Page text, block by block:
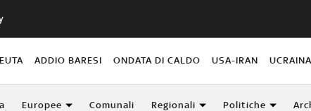
ADDIO BARESI ONDATA DI CALDO USA-IRAN UCRAINA
Europee Comunali Regionali Politiche